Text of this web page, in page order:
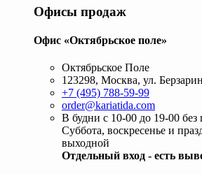
Офисы продаж
Офис «Октябрьское поле»
Октябрьское Поле
123298, Москва, ул.
+7 (495) 788-59-99
order@kariatida.com
В будни с 10-00 до 19-00 без
Суббота, воскресенье и
выходной
Отдельный вход - есть